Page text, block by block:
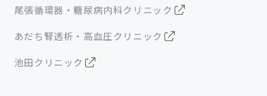
尾張循環器・糖尿病内科クリニック
あだち腎透析・高血圧クリニック
池田クリニック